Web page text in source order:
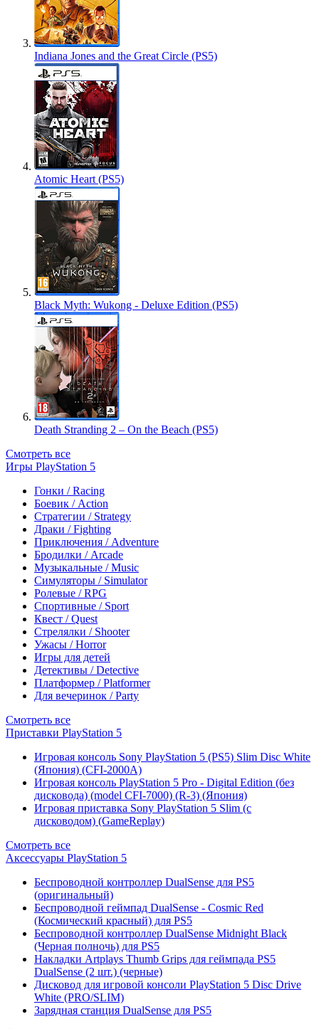
Indiana Jones and the Great Circle (PS5)
Atomic Heart (PS5)
Black Myth: Wukong - Deluxe Edition (PS5)
Death Stranding 2 – On the Beach (PS5)
Смотреть все
Игры PlayStation 5
Гонки / Racing
Боевик / Action
Стратегии / Strategy
Драки / Fighting
Приключения / Adventure
Бродилки / Arcade
Музыкальные / Music
Симуляторы / Simulator
Ролевые / RPG
Спортивные / Sport
Квест / Quest
Стрелялки / Shooter
Ужасы / Horror
Игры для детей
Детективы / Detective
Платформер / Platformer
Для вечеринок / Party
Смотреть все
Приставки PlayStation 5
Игровая консоль Sony PlayStation 5 (PS5) Slim Disc White
(Япония) (CFI-2000A)
Игровая консоль PlayStation 5 Pro - Digital Edition (без
дисковода) (model CFI-7000) (R-3) (Япония)
Игровая приставка Sony PlayStation 5 Slim (с
дисководом) (GameReplay)
Смотреть все
Аксессуары PlayStation 5
Беспроводной контроллер DualSense для PS5
(оригинальный)
Беспроводной геймпад DualSense - Cosmic Red
(Космический красный) для PS5
Беспроводной контроллер DualSense Midnight Black
(Черная полночь) для PS5
Накладки Artplays Thumb Grips для геймпада PS5
DualSense (2 шт.) (черные)
Дисковод для игровой консоли PlayStation 5 Disc Drive
White (PRO/SLIM)
Зарядная станция DualSense для PS5